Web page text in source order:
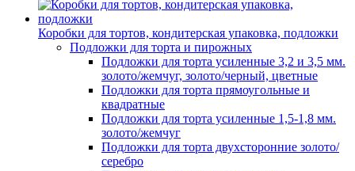
Коробки для тортов, кондитерская упаковка, подложки
Подложки для торта и пирожных
Подложки для торта усиленные 3,2 и 3,5 мм.
золото/жемчуг, золото/черный, цветные
Подложки для торта прямоугольные и
квадратные
Подложки для торта усиленные 1,5-1,8 мм.
золото/жемчуг
Подложки для торта двухсторонние золото/
серебро